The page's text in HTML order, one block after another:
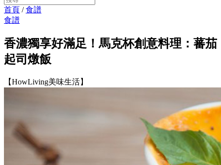
首頁 /食譜
食譜
香濃獨享好滿足！馬克杯創意料理：蕃茄
起司燉飯
【HowLiving美味生活】